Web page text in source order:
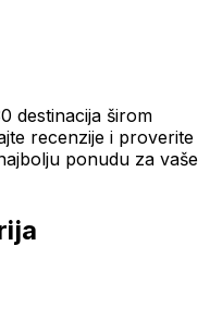
destinacija širom
recenzije i proverite
ponudu za vaše